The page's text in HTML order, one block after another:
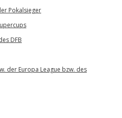
Pokalsieger
DFB
der Europa League bzw. des